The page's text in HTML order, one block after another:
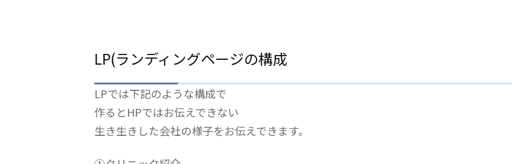
LP(ランディングページの構成
LPでは下記のような構成で
作るとHPではお伝えできない
生き生きした会社の様子をお伝えできます。